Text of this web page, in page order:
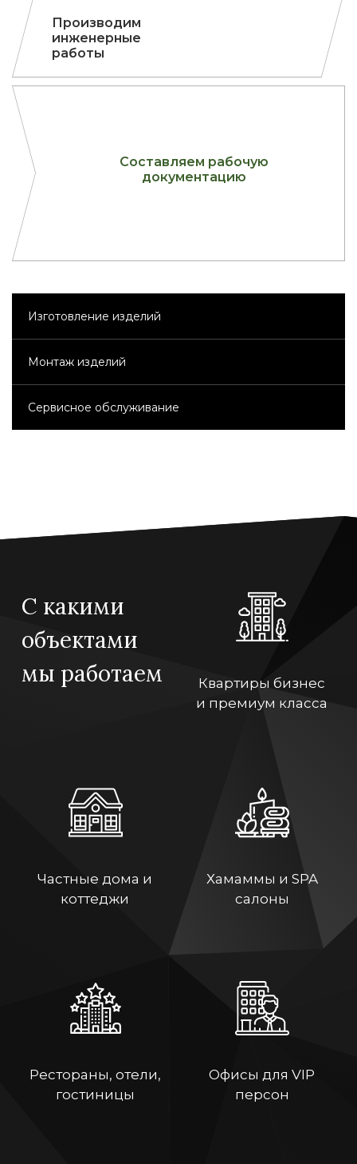
Произ­во­дим
инже­нер­ные
рабо­ты
Сос­тав­ля­ем рабо­чую
до­кумен­та­цию
Изготовление изделий
Монтаж изделий
Сервисное обслуживание
С какими
объектами
мы работаем
Квартиры бизнес
и премиум класса
Частные дома и
коттеджи
Хамаммы и SPA
салоны
Рестораны, отели,
гостиницы
Офисы для VIP
персон